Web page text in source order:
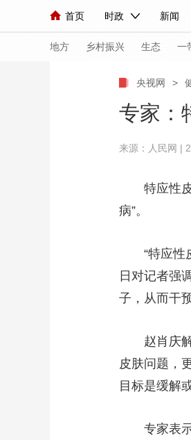
首页 时政 新闻
人民领袖习近平 联播+ 中
直播 栏目大全 节
海外频道 iPanda English
地方 乡村振兴 生态 一
人民领袖习近平 联播+
小央视频
直播 竞猜
CCTV奥林匹
乡村振兴
大国展会
央视网 >
专家：
来源：人民网 |
特应性
病”。
“特应
日对记者强
子，从而干
赵肖庆
皮肤问题，
目标是缓解
专家表